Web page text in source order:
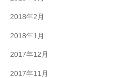
2018年2月
2018年1月
2017年12月
2017年11月